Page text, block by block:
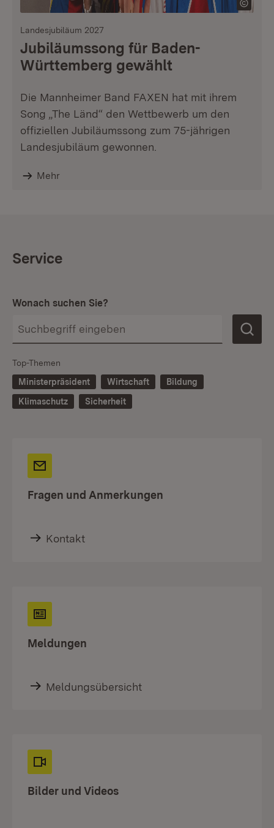
Landesjubiläum 2027
Jubiläumssong für Baden-
Württemberg gewählt
Die Mannheimer Band FAXEN hat mit ihrem
Song „The Länd“ den Wettbewerb um den
offiziellen Jubiläumssong zum 75-jährigen
Landesjubiläum gewonnen.
Mehr
Service
Wonach suchen Sie?
Top-Themen
Ministerpräsident
Wirtschaft
Bildung
Klimaschutz
Sicherheit
Fragen und Anmerkungen
Kontakt
Meldungen
Meldungsübersicht
Bilder und Videos